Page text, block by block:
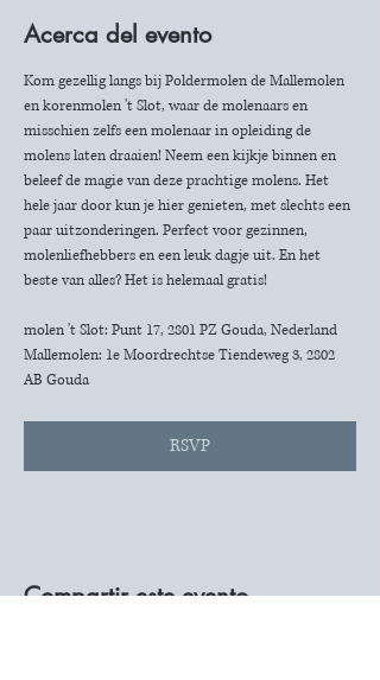
Acerca del evento
Kom gezellig langs bij Poldermolen de Mallemolen
en korenmolen 't Slot, waar de molenaars en
misschien zelfs een molenaar in opleiding de
molens laten draaien! Neem een kijkje binnen en
beleef de magie van deze prachtige molens. Het
hele jaar door kun je hier genieten, met slechts een
paar uitzonderingen. Perfect voor gezinnen,
molenliefhebbers en een leuk dagje uit. En het
beste van alles? Het is helemaal gratis!
molen 't Slot: Punt 17, 2801 PZ Gouda, Nederland
Mallemolen: 1e Moordrechtse Tiendeweg 3, 2802
AB Gouda
RSVP
Compartir este evento